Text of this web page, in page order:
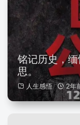
铭记历史，
思。
人生感悟 2年